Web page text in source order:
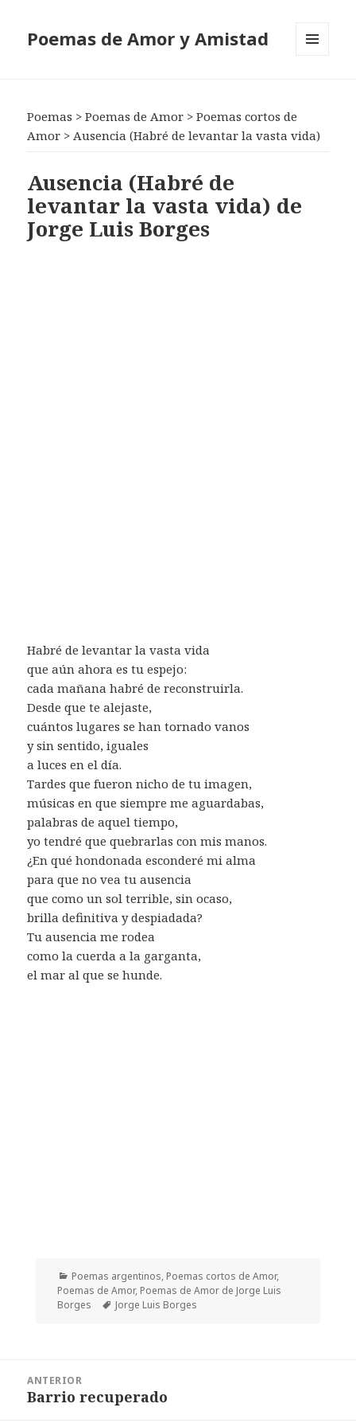
Poemas de Amor y Amistad
Poemas >Poemas de Amor >Poemas cortos de
Amor >Ausencia (Habré de levantar la vasta vida)
Ausencia (Habré de
levantar la vasta vida) de
Jorge Luis Borges
Habré de levantar la vasta vida
que aún ahora es tu espejo:
cada mañana habré de reconstruirla.
Desde que te alejaste,
cuántos lugares se han tornado vanos
y sin sentido, iguales
a luces en el día.
Tardes que fueron nicho de tu imagen,
músicas en que siempre me aguardabas,
palabras de aquel tiempo,
yo tendré que quebrarlas con mis manos.
¿En qué hondonada esconderé mi alma
para que no vea tu ausencia
que como un sol terrible, sin ocaso,
brilla definitiva y despiadada?
Tu ausencia me rodea
como la cuerda a la garganta,
el mar al que se hunde.
Categorías
Poemas argentinos, Poemas cortos de Amor,
Poemas de Amor, Poemas de Amor de Jorge Luis
Borges
Etiquetas
Jorge Luis Borges
entradas
ANTERIOR
Entrada
Barrio recuperado